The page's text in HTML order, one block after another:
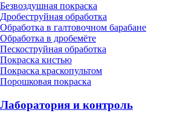
Безвоздушная покраска
Дробеструйная обработка
Обработка в галтовочном барабане
Обработка в дробемёте
Пескоструйная обработка
Покраска кистью
Покраска краскопультом
Порошковая покраска
Лаборатория и контроль